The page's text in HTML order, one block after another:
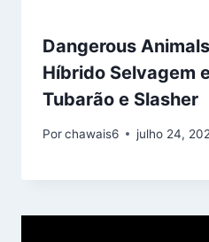
Dangerous
Híbrido Selvagem
Tubarão e Slasher
Porchawais6 julho 24,